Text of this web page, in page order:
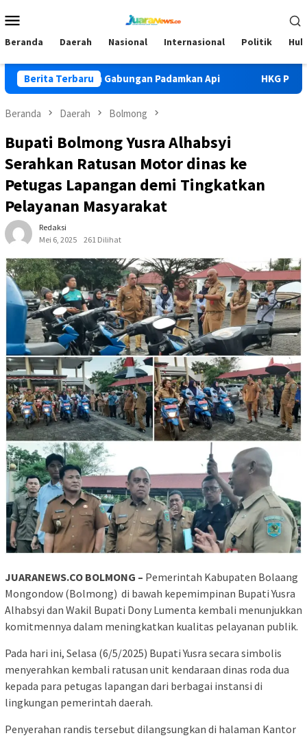
ke
Mobile
Beranda Daerah Nasional Internasional Politik
Berita Terbaru
II, Tim Gabungan Padamkan Api HKG PKK Ke-
Beranda Daerah Bolmong
Bupati Bolmong Yusra Alhabsyi
Serahkan Ratusan Motor dinas ke
Petugas Lapangan demi Tingkatkan
Pelayanan Masyarakat
Redaksi
Mei 6, 2025
261 Dilihat
JUARANEWS.CO BOLMONG – Pemerintah Kabupaten Bolaang
Mongondow (Bolmong) di bawah kepemimpinan Bupati Yusra
Alhabsyi dan Wakil Bupati Dony Lumenta kembali menunjukkan
komitmennya dalam meningkatkan kualitas pelayanan publik.
Pada hari ini, Selasa (6/5/2025) Bupati Yusra secara simbolis
menyerahkan kembali ratusan unit kendaraan dinas roda dua
kepada para petugas lapangan dari berbagai instansi di
lingkungan pemerintah daerah.
Penyerahan randis tersebut dilangsungkan di halaman Kantor